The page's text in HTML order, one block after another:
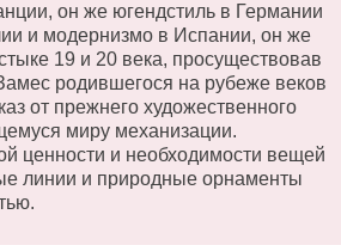
он же югендстиль в Германии
и модернизмо в Испании, он же
19 и 20 века, просуществовав
родившегося на рубеже веков
от прежнего художественного
миру механизации.
ценности и необходимости вещей
линии и природные орнаменты